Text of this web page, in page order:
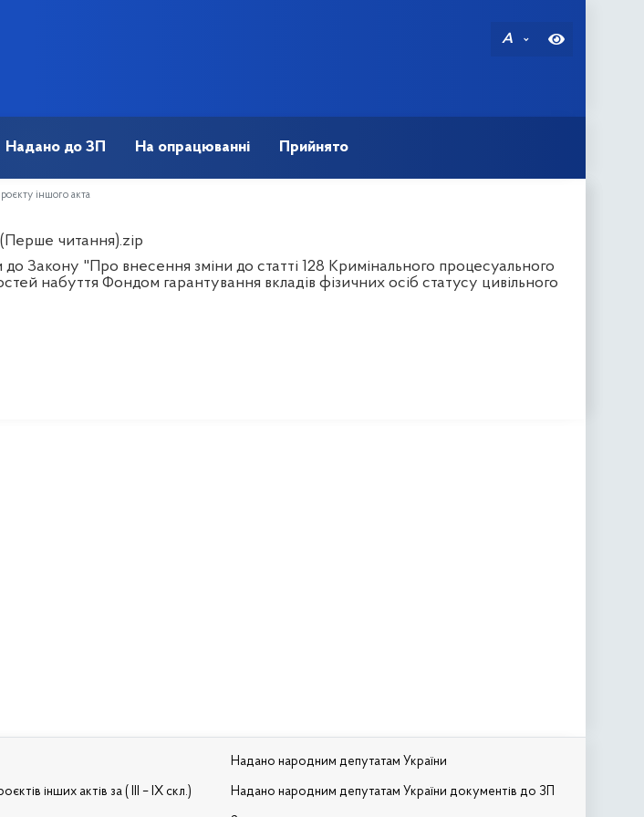
A
Надано до ЗП На опрацюванні Прийнято
іншого акта
читання).zip
до Закону "Про внесення зміни до статті 128 Кримінального процесуального
набуття Фондом гарантування вкладів фізичних осіб статусу цивільного
інших актів за ( III – IX скл.)
Надано народним депутатам України
Надано народним депутатам України документів до ЗП